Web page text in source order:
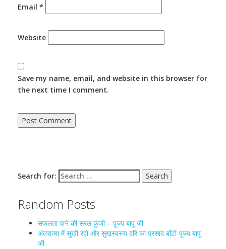
Email *
Website
Save my name, email, and website in this browser for
the next time I comment.
Search for:
Random Posts
सफलता पाने की सरल कुंजी – पूज्य बापू जी
अंतरात्मा में सुखी रहो और सुखस्वरूप हरि का प्रसाद बाँटो-पूज्य बापू
जी